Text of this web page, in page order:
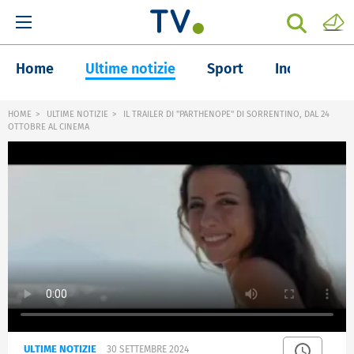
Home Ultime notizie Sport Inchieste
HOME ULTIME NOTIZIE
IL TRAILER DI "PARTHENOPE" DI SORRENTINO, DAL 24
OTTOBRE AL CINEMA
ULTIME NOTIZIE 30 SETTEMBRE 2024